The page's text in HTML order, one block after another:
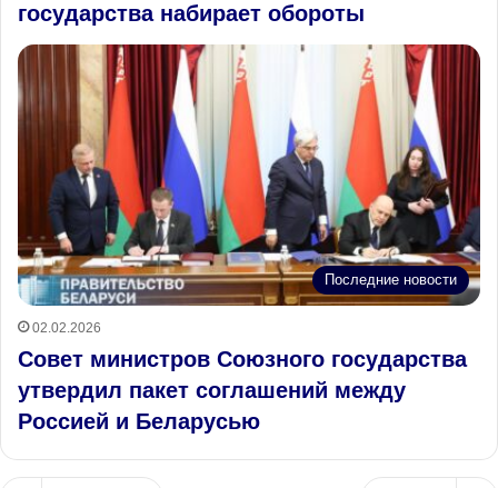
государства набирает обороты
Последние новости
02.02.2026
Совет министров Союзного государства
утвердил пакет соглашений между
Россией и Беларусью